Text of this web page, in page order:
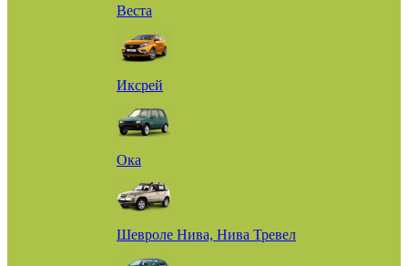
Веста
Иксрей
Ока
Шевроле Нива, Нива Тревел